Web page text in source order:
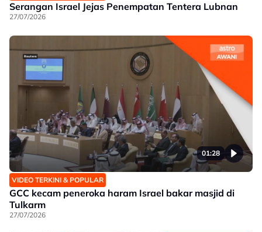
Serangan Israel Jejas Penempatan Tentera Lubnan
27/07/2026
01:28
VIDEO TERKINI & POPULAR
GCC kecam peneroka haram Israel bakar masjid di
Tulkarm
27/07/2026